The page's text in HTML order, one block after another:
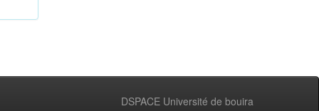
DSPACE Université de bouira